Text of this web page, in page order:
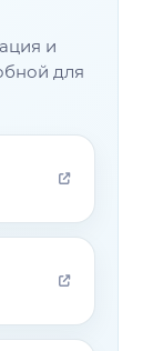
и
для